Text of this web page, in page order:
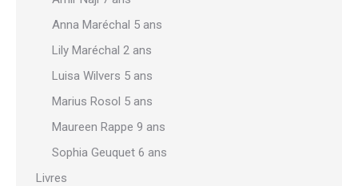
Anna Maréchal 5 ans
Lily Maréchal 2 ans
Luisa Wilvers 5 ans
Marius Rosol 5 ans
Maureen Rappe 9 ans
Sophia Geuquet 6 ans
Livres